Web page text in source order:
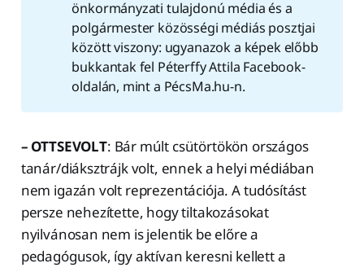
önkormányzati tulajdonú média és a
polgármester közösségi médiás posztjai
között viszony: ugyanazok a képek előbb
bukkantak fel Péterffy Attila Facebook-
oldalán, mint a PécsMa.hu-n.
– OTTSEVOLT: Bár múlt csütörtökön országos
tanár/diáksztrájk volt, ennek a helyi médiában
nem igazán volt reprezentációja. A tudósítást
persze nehezítette, hogy tiltakozásokat
nyilvánosan nem is jelentik be előre a
pedagógusok, így aktívan keresni kellett a